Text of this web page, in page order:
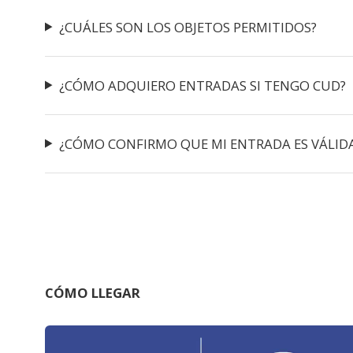
¿CUÁLES SON LOS OBJETOS PERMITIDOS?
¿CÓMO ADQUIERO ENTRADAS SI TENGO CUD?
¿CÓMO CONFIRMO QUE MI ENTRADA ES
CÓMO LLEGAR